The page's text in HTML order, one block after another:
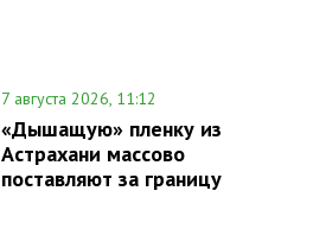
7 августа 2026, 11:12
«Дышащую» пленку из
Астрахани массово
поставляют за границу